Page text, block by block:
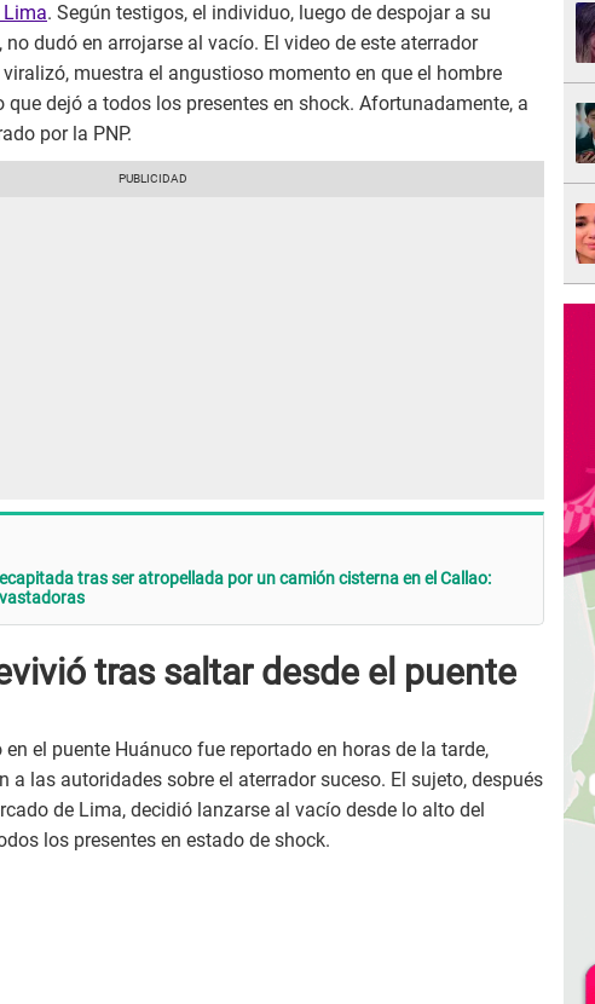
Lima. Según testigos, el individuo, luego de despojar a su
dudó en arrojarse al vacío. El video de este aterrador
muestra el angustioso momento en que el hombre
dejó a todos los presentes en shock. Afortunadamente, a
por la PNP.
tras ser atropellada por un camión cisterna en el Callao:
tras saltar desde el puente
el puente Huánuco fue reportado en horas de la tarde,
a las autoridades sobre el aterrador suceso. El sujeto, después
de Lima, decidió lanzarse al vacío desde lo alto del
los presentes en estado de shock.